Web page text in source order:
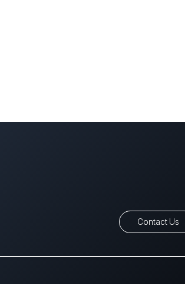
Contact Us